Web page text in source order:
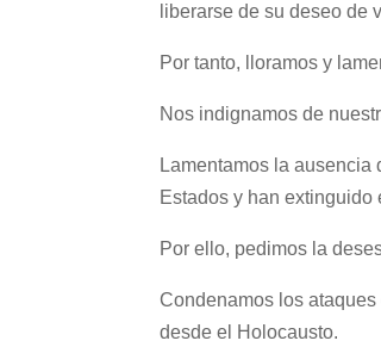
liberarse de su deseo de
Por tanto, lloramos y
Nos indignamos de
Lamentamos la
Estados y han extinguido
Por ello, pedimos la
Condenamos los
desde el Holocausto.